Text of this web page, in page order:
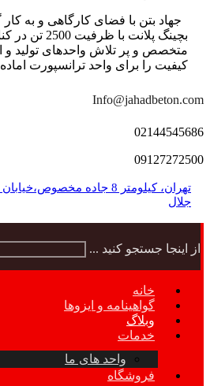
جهاد بتن با فضای کارگاهی و به
بچینگ پلانت با
متخصص و پر تلاش واحدهای تولید و
کیفیت را برای واحد ترانسپورت اماده
Info@jahadbeton.com
02144545686
09127272500
تهران، کیلومتر 8 جاده
جلال
از اینجا جستجو کنید ...
خانه
گواهینامه و ایزوها
وبلاگ
خدمات
واحد های ما
فروشگاه